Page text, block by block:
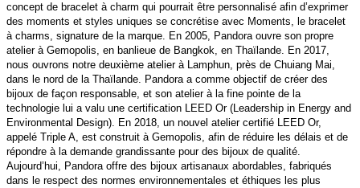
concept de bracelet à charm qui pourrait être personnalisé afin d’exprimer
des moments et styles uniques se concrétise avec Moments, le bracelet
à charms, signature de la marque. En 2005, Pandora ouvre son propre
atelier à Gemopolis, en banlieue de Bangkok, en Thaïlande. En 2017,
nous ouvrons notre deuxième atelier à Lamphun, près de Chuiang Mai,
dans le nord de la Thaïlande. Pandora a comme objectif de créer des
bijoux de façon responsable, et son atelier à la fine pointe de la
technologie lui a valu une certification LEED Or (Leadership in Energy and
Environmental Design). En 2018, un nouvel atelier certifié LEED Or,
appelé Triple A, est construit à Gemopolis, afin de réduire les délais et de
répondre à la demande grandissante pour des bijoux de qualité.
Aujourd’hui, Pandora offre des bijoux artisanaux abordables, fabriqués
dans le respect des normes environnementales et éthiques les plus